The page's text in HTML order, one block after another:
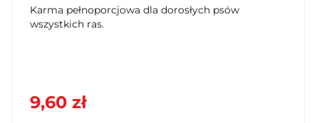
Karma pełnoporcjowa dla dorosłych psów
wszystkich ras.
9,60 zł